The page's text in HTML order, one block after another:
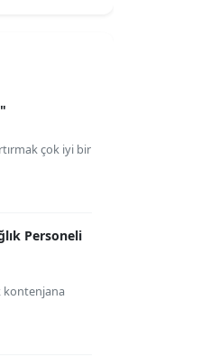
çok iyi bir
Personeli
kontenjana